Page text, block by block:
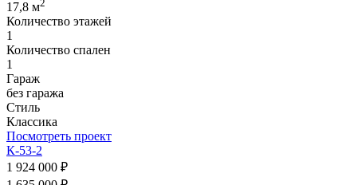
17,8 м2
Количество этажей
1
Количество спален
1
Гараж
без гаража
Стиль
Классика
Посмотреть проект
К-53-2
1 924 000 ₽